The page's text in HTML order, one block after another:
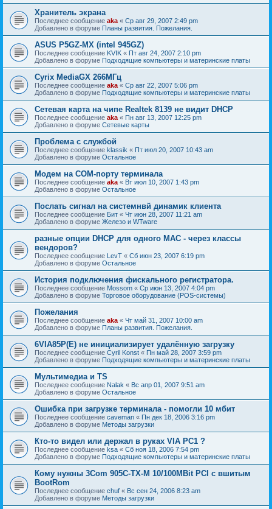
Хранитель экрана
Последнее сообщение aka « Ср авг 29, 2007 2:49 pm
Добавлено в форуме Планы развития. Пожелания.
ASUS P5GZ-MX (intel 945GZ)
Последнее сообщение KVIK « Пт авг 24, 2007 2:10 pm
Добавлено в форуме Подходящие компьютеры и материнские платы
Cyrix MediaGX 266МГц
Последнее сообщение aka « Ср авг 22, 2007 5:06 pm
Добавлено в форуме Подходящие компьютеры и материнские платы
Сетевая карта на чипе Realtek 8139 не видит DHCP
Последнее сообщение aka « Пн авг 13, 2007 12:25 pm
Добавлено в форуме Сетевые карты
Проблема с службой
Последнее сообщение klassik « Пт июл 20, 2007 10:43 am
Добавлено в форуме Остальное
Модем на COM-порту терминала
Последнее сообщение aka « Вт июл 10, 2007 1:43 pm
Добавлено в форуме Остальное
Послать сигнал на системнвй динамик клиента
Последнее сообщение Бит « Чт июн 28, 2007 11:21 am
Добавлено в форуме Железо и WTware
разные опции DHCP для одного MAC - через классы
вендоров?
Последнее сообщение LevT « Сб июн 23, 2007 6:19 pm
Добавлено в форуме Остальное
История подключения фискального регистратора.
Последнее сообщение Mossom « Ср июн 13, 2007 4:04 pm
Добавлено в форуме Торговое оборудование (POS-системы)
Пожелания
Последнее сообщение aka « Чт май 31, 2007 10:00 am
Добавлено в форуме Планы развития. Пожелания.
6VIA85P(E) не инициализирует удалённую загрузку
Последнее сообщение Cyril Konst « Пн май 28, 2007 3:59 pm
Добавлено в форуме Подходящие компьютеры и материнские платы
Мультимедиа и TS
Последнее сообщение Nalak « Вс апр 01, 2007 9:51 am
Добавлено в форуме Остальное
Ошибка при загрузке терминала - помогли 10 мбит
Последнее сообщение caveman « Пн дек 18, 2006 3:16 pm
Добавлено в форуме Методы загрузки
Кто-то видел или держал в руках VIA PC1 ?
Последнее сообщение ksa « Сб ноя 18, 2006 7:54 pm
Добавлено в форуме Подходящие компьютеры и материнские платы
Кому нужны 3Com 905C-TX-M 10/100MBit PCI с вшитым
BootRom
Последнее сообщение chuf « Вс сен 24, 2006 8:23 am
Добавлено в форуме Методы загрузки